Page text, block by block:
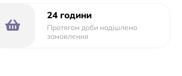
24 години
Протягом доби надішлемо
замовлення